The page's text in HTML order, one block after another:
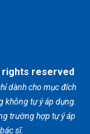
rights reserved
dành cho mục đích
không tự ý áp dụng.
trường hợp tự ý áp
sĩ.